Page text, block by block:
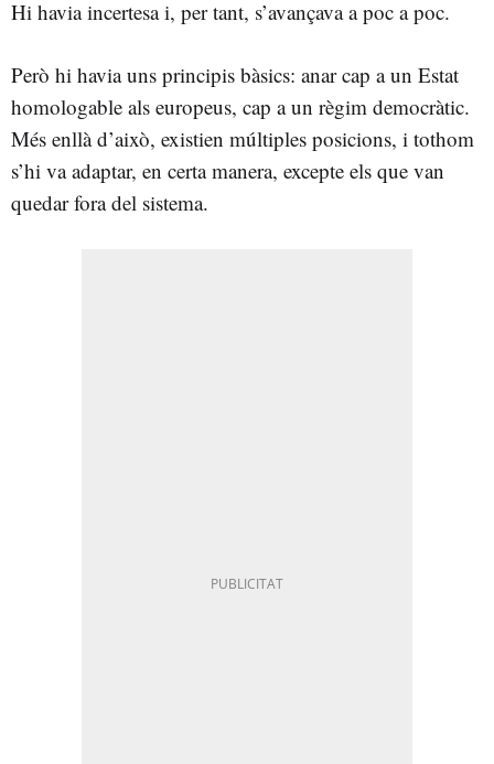
Hi havia incertesa i, per tant, s’avançava a poc a poc.
Però hi havia uns principis bàsics: anar cap a un Estat
homologable als europeus, cap a un règim democràtic.
Més enllà d’això, existien múltiples posicions, i tothom
s’hi va adaptar, en certa manera, excepte els que van
quedar fora del sistema.